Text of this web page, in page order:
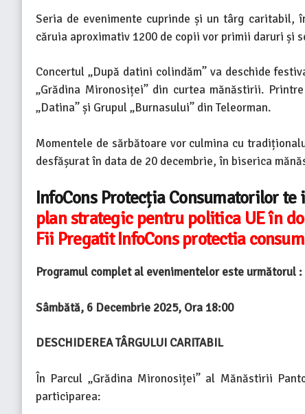
Seria de evenimente cuprinde și un târg caritabil,
căruia aproximativ 1200 de copii vor primii daruri și
Concertul „După datini colindăm” va deschide
„Grădina Mironosiței” din curtea mănăstirii.
„Datina” și Grupul „Burnasului” din Teleorman.
Momentele de sărbătoare vor culmina cu
desfășurat în data de 20 decembrie, în biserica
InfoCons Protecția Consumatorilor te
plan strategic pentru politica UE în
Fii Pregatit InfoCons protectia
Programul complet al evenimentelor este următorul :
Sâmbătă, 6 Decembrie 2025, Ora 18:00
DESCHIDEREA TÂRGULUI CARITABIL
În Parcul „Grădina Mironosiței” al Mănăstirii
participarea: